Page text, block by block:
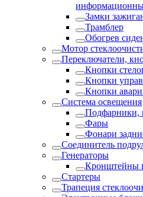
Замки
Трамблер
Обогрев
Мотор
Переключатели,
Кнопки
Кнопки
Кнопки
Система освещения
Подфарники,
Фары
Фонари
Соединитель
Генераторы
Кронштейны
Стартеры
Трапеция